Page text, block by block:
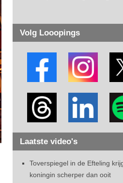
Volg Looopings
Laatste video's
Toverspiegel in de Efteling
koningin scherper dan ooit